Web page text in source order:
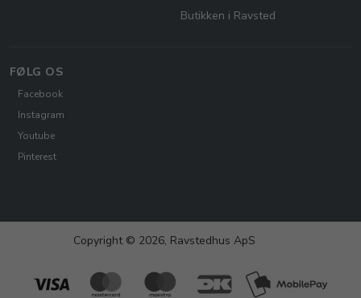
Butikken i Ravsted
FØLG OS
Facebook
Instagram
Youtube
Pinterest
Copyright © 2026, Ravstedhus ApS